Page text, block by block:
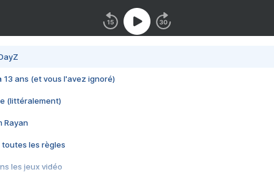
13 ans (et vous l'avez ignoré)
(littéralement)
Rayan
toutes les règles
les jeux vidéo